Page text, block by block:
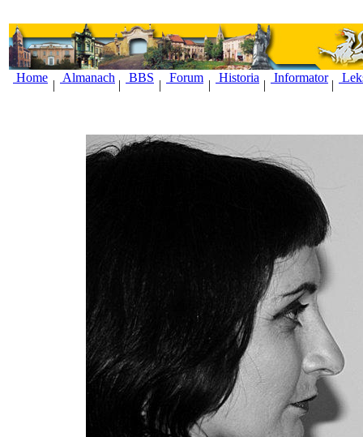
Home
|
Almanach
|
BBS
|
Forum
|
Historia
|
Informator
|